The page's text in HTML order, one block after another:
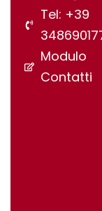
Tel: +39
Modulo
Contatti